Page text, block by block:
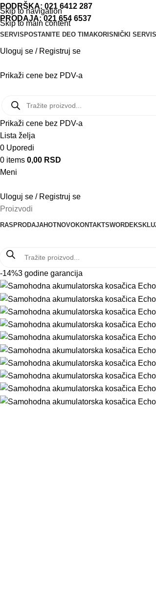
Skip to navigation
Skip to main content
PODRŠKA: 021 6412 287
PRODAJA: 021 654 6537
SERVIS POSTANITE DEO TIMAKORISNIČKI SERVIS
Uloguj se / Registruj se
Prikaži cene bez PDV-a
Prikaži cene bez PDV-a
Lista želja
0 Uporedi
0 items 0,00 RSD
Meni
Uloguj se / Registruj se
Proizvodi
RASPRODAJAHOTNOVOKONTAKTSWORD
-14%3 godine garancija